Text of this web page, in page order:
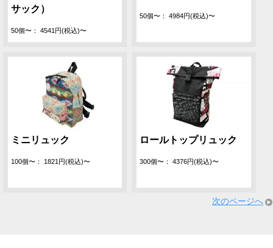
サック）
50個〜： 4541円(税込)〜
50個〜： 4984円(税込)〜
ミニリュック
100個〜： 1821円(税込)〜
ロールトップリュック
300個〜： 4376円(税込)〜
次のページへ